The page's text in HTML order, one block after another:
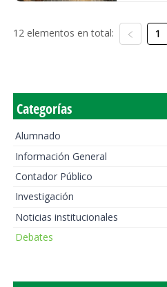
12 elementos en total: 1
Categorías
Alumnado
Información General
Contador Público
Investigación
Noticias institucionales
Debates